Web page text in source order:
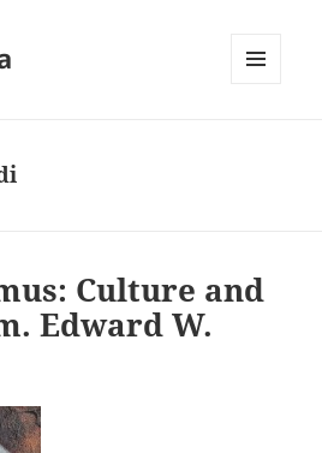
Culture and
Edward W.